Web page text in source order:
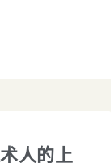
人的上